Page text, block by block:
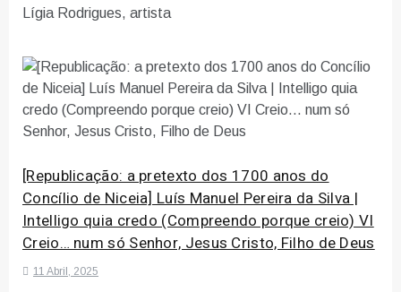
Lígia Rodrigues, artista
[Republicação: a pretexto dos 1700 anos do
Concílio de Niceia] Luís Manuel Pereira da Silva |
Intelligo quia credo (Compreendo porque creio) VI
Creio… num só Senhor, Jesus Cristo, Filho de Deus
11 Abril, 2025